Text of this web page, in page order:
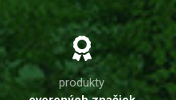
produkty